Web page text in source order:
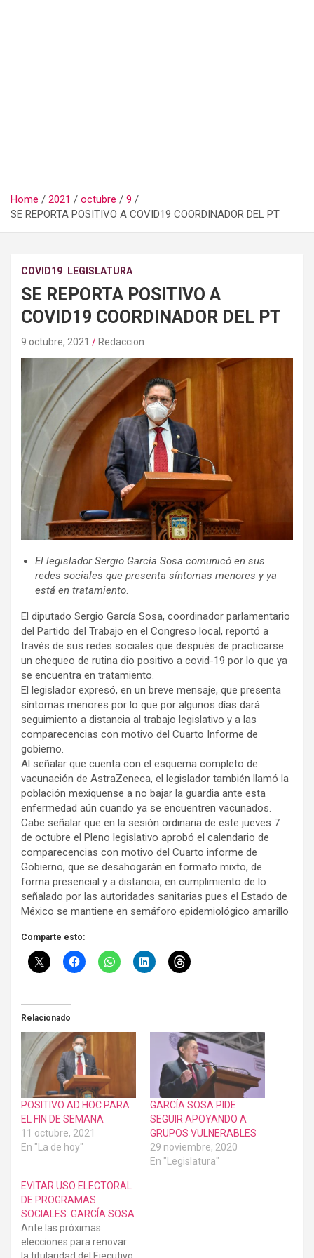
Home 2021 octubre
9
SE REPORTA POSITIVO A COVID19 COORDINADOR DEL PT
COVID19 LEGISLATURA
SE REPORTA POSITIVO A
COVID19 COORDINADOR DEL PT
9 octubre, 2021 Redaccion
El legislador Sergio García Sosa comunicó en sus
redes sociales que presenta síntomas menores y ya
está en tratamiento.
El diputado Sergio García Sosa, coordinador parlamentario
del Partido del Trabajo en el Congreso local, reportó a
través de sus redes sociales que después de practicarse
un chequeo de rutina dio positivo a covid-19 por lo que ya
se encuentra en tratamiento.
El legislador expresó, en un breve mensaje, que presenta
síntomas menores por lo que por algunos días dará
seguimiento a distancia al trabajo legislativo y a las
comparecencias con motivo del Cuarto Informe de
gobierno.
Al señalar que cuenta con el esquema completo de
vacunación de AstraZeneca, el legislador también llamó la
población mexiquense a no bajar la guardia ante esta
enfermedad aún cuando ya se encuentren vacunados.
Cabe señalar que en la sesión ordinaria de este jueves 7
de octubre el Pleno legislativo aprobó el calendario de
comparecencias con motivo del Cuarto informe de
Gobierno, que se desahogarán en formato mixto, de
forma presencial y a distancia, en cumplimiento de lo
señalado por las autoridades sanitarias pues el Estado de
México se mantiene en semáforo epidemiológico amarillo
Comparte esto:
Relacionado
POSITIVO AD HOC PARA
EL FIN DE SEMANA
11 octubre, 2021
En "La de hoy"
GARCÍA SOSA PIDE
SEGUIR APOYANDO A
GRUPOS VULNERABLES
29 noviembre, 2020
En "Legislatura"
EVITAR USO ELECTORAL
DE PROGRAMAS
SOCIALES: GARCÍA SOSA
Ante las próximas
elecciones para renovar
la titularidad del Ejecutivo